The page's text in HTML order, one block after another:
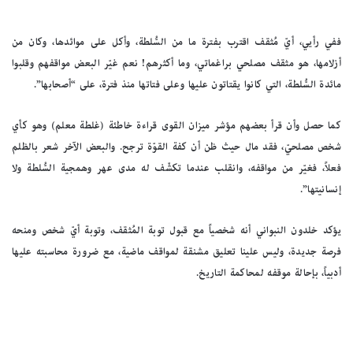
ففي رأيي، أيّ مُثقف اقترب بفترة ما من السُّلطة، وأكل على موائدها، وكان من
أزلامها، هو مثقف مصلحي براغماتي، وما أكثرهم! نعم غيّر البعض مواقفهم وقلبوا
مائدة السُّلطة، التي كانوا يقتاتون عليها وعلى فتاتها منذ فترة، على “أصحابها”.
كما حصل وأن قرأ بعضهم مؤشر ميزان القوى قراءة خاطئة (غلطة معلم) وهو كأي
شخص مصلحيّ، فقد مال حيث ظن أن كفة القوّة ترجح. والبعض الآخر شعر بالظلم
فعلاً، فغيّر من مواقفه، وانقلب عندما تكشّف له مدى عهر وهمجية السُّلطة ولا
إنسانيتها”.
يؤكد خلدون النبواني أنه شخصياً مع قبول توبة المُثقف، وتوبة أيّ شخص ومنحه
فرصة جديدة، وليس علينا تعليق مشنقة لمواقف ماضية، مع ضرورة محاسبته عليها
أدبياً، بإحالة موقفه لمحاكمة التاريخ.